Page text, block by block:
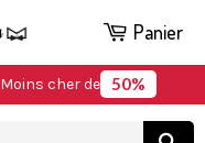
Moins cher de 50%
Panier